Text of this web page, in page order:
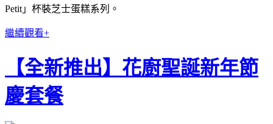
Petit」杯裝芝士蛋糕系列。
繼續觀看+
【全新推出】花廚聖誕新年節
慶套餐